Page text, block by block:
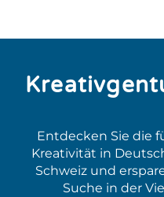
Entdecken Sie die
Kreativität in
Schweiz und
Suche in der